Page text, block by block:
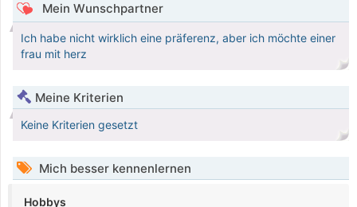
Mein Wunschpartner
Ich habe nicht wirklich eine präferenz, aber ich möchte einer
frau mit herz
Meine Kriterien
Keine Kriterien gesetzt
Mich besser kennenlernen
Hobbys